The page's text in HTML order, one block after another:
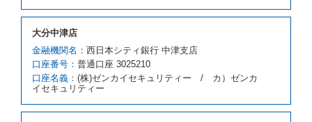
借受人は、第１項の代替レンタカーの貸渡しの申入れ
を拒絶し、予約を取り消すことができるものとしま
す。
前項の場合、第１項の貸渡しをすることができない原
因が、当社の責に帰する事由によるときには第４条第
４項の予約の取消しとして取り扱い、当社は受領済の
予約申込金を返還するものとします。
大分中津店
金融機関名： 西日本シティ銀行 中津支店
口座番号： 普通口座 3025210
口座名義： (株)ゼンカイセキュリティー / カ）ゼンカ
イセキュリティー